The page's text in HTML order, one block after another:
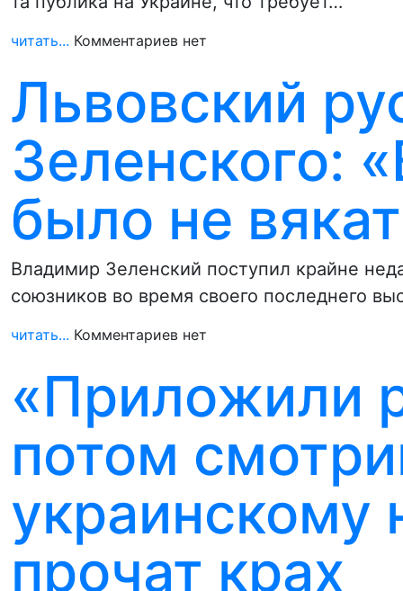
читать... Комментариев нет
Львовский
Зеленского:
было не
Владимир Зеленский поступил крайне
союзников во время своего последнего
читать... Комментариев нет
«Приложили
потом
украинскому
прочат крах